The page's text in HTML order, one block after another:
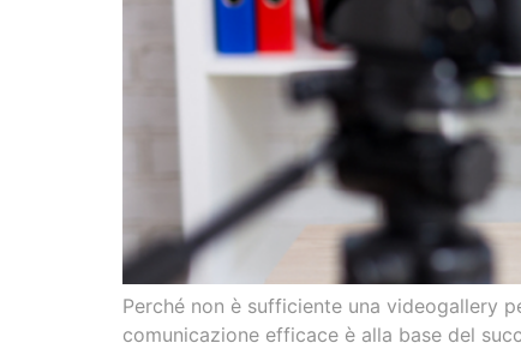
Perché non è sufficiente una videogallery
comunicazione efficace è alla base del